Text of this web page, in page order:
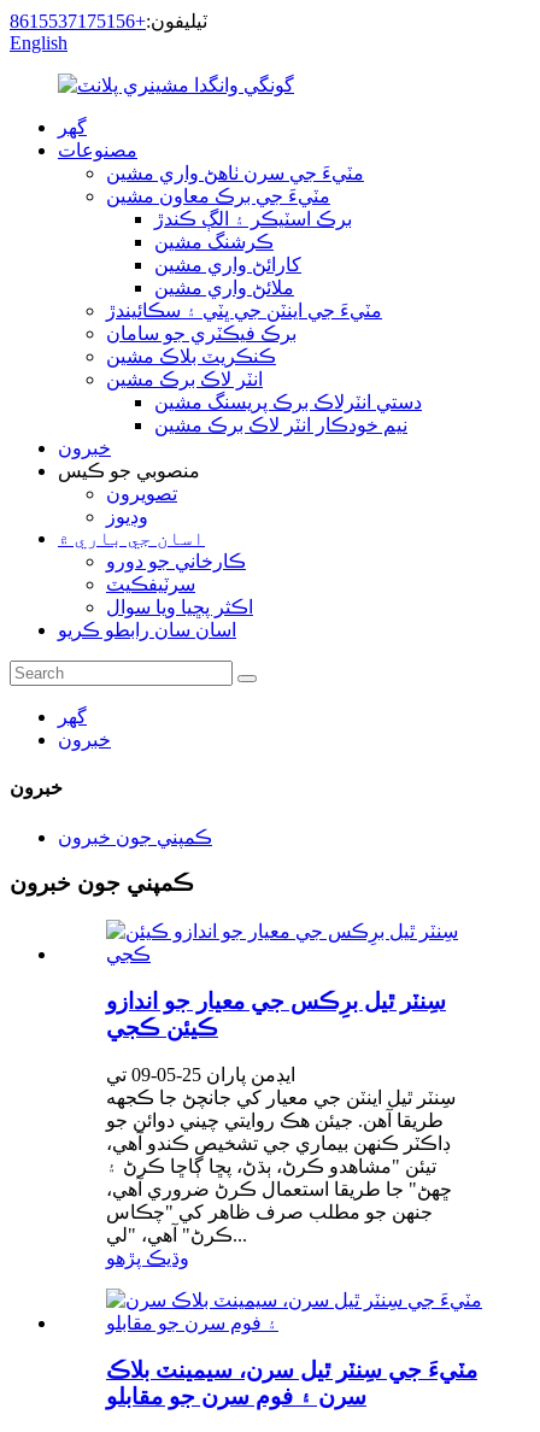
ٽيليفون:+8615537175156
English
گھر
مصنوعات
مٽيءَ جي سرن ٺاهڻ واري مشين
مٽيءَ جي برڪ معاون مشين
برڪ اسٽيڪر ۽ الڳ ڪندڙ
ڪرشنگ مشين
کارائڻ واري مشين
ملائڻ واري مشين
مٽيءَ جي اينٽن جي ڀٽي ۽ سڪائيندڙ
برڪ فيڪٽري جو سامان
ڪنڪريٽ بلاڪ مشين
انٽر لاڪ برڪ مشين
دستي انٽرلاڪ برڪ پريسنگ مشين
نيم خودڪار انٽر لاڪ برڪ مشين
خبرون
منصوبي جو ڪيس
تصويرون
وڊيوز
اسان جي باري ۾
ڪارخاني جو دورو
سرٽيفڪيٽ
اڪثر پڇيا ويا سوال
اسان سان رابطو ڪريو
گھر
خبرون
خبرون
ڪمپني جون خبرون
ڪمپني جون خبرون
سِنٽر ٿيل برِڪس جي معيار جو اندازو
ڪيئن ڪجي
ايڊمن پاران 25-05-09 تي
سِنٽر ٿيل اينٽن جي معيار کي جانچڻ جا ڪجهه
طريقا آهن. جيئن هڪ روايتي چيني دوائن جو
ڊاڪٽر ڪنهن بيماري جي تشخيص ڪندو آهي،
تيئن "مشاهدو ڪرڻ، ٻڌڻ، پڇا ڳاڇا ڪرڻ ۽
ڇهڻ" جا طريقا استعمال ڪرڻ ضروري آهي،
جنهن جو مطلب صرف ظاهر کي "چڪاس
ڪرڻ" آهي، "لي...
وڌيڪ پڙهو
مٽيءَ جي سِنٽر ٿيل سرن، سيمينٽ بلاڪ
سرن ۽ فوم سرن جو مقابلو